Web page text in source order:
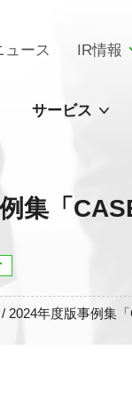
ュース IR情報
サービス
集「
/ 2024年度版事例集